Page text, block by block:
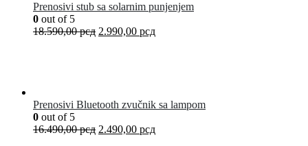
Prenosivi stub sa solarnim punjenjem
0 out of 5
18.590,00рсд 2.990,00 рсд
Prenosivi Bluetooth zvučnik sa lampom
0 out of 5
16.490,00рсд 2.490,00 рсд